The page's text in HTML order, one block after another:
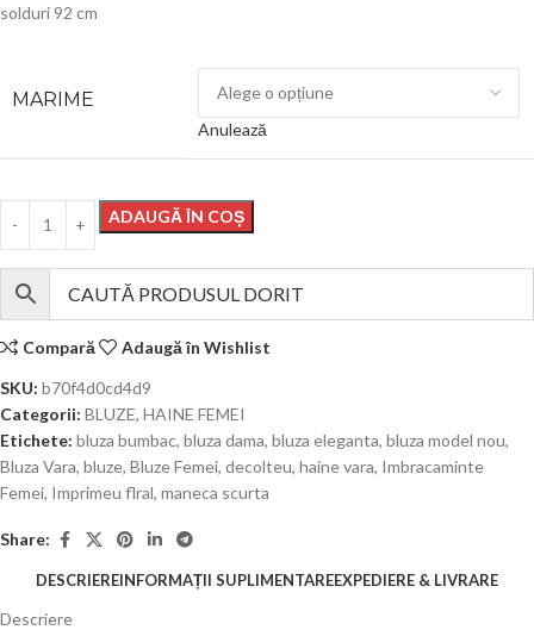
solduri 92 cm
MARIME
Anulează
ADAUGĂ ÎN COȘ
Compară
Adaugă în Wishlist
SKU: b70f4d0cd4d9
Categorii: BLUZE, HAINE FEMEI
Etichete: bluza bumbac, bluza dama, bluza eleganta, bluza model nou,
Bluza Vara, bluze, Bluze Femei, decolteu, haine vara, Imbracaminte
Femei, Imprimeu flral, maneca scurta
Share:
DESCRIEREINFORMAȚII SUPLIMENTAREEXPEDIERE & LIVRARE
Descriere